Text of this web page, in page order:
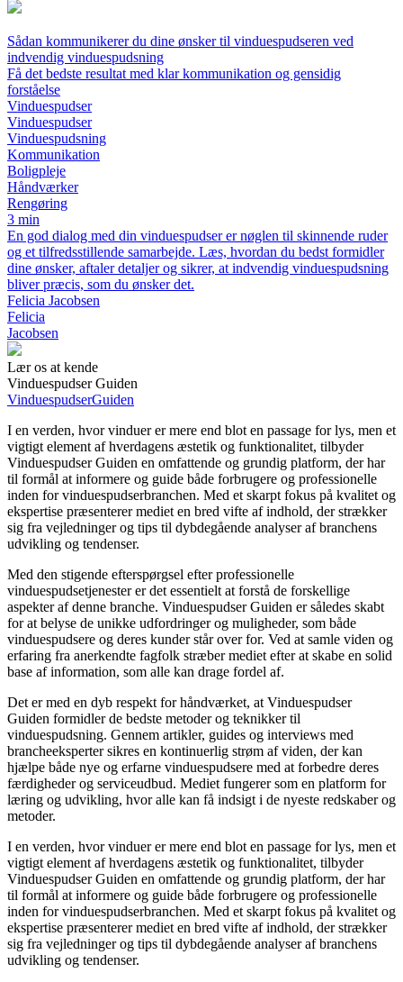
Sådan kommunikerer du dine ønsker til vinduespudseren ved
indvendig vinduespudsning
Få det bedste resultat med klar kommunikation og gensidig
forståelse
Vinduespudser
Vinduespudser
Vinduespudsning
Kommunikation
Boligpleje
Håndværker
Rengøring
3 min
En god dialog med din vinduespudser er nøglen til skinnende ruder
og et tilfredsstillende samarbejde. Læs, hvordan du bedst formidler
dine ønsker, aftaler detaljer og sikrer, at indvendig vinduespudsning
bliver præcis, som du ønsker det.
Felicia Jacobsen
Felicia
Jacobsen
Lær os at kende
Vinduespudser Guiden
VinduespudserGuiden
I en verden, hvor vinduer er mere end blot en passage for lys, men et
vigtigt element af hverdagens æstetik og funktionalitet, tilbyder
Vinduespudser Guiden en omfattende og grundig platform, der har
til formål at informere og guide både forbrugere og professionelle
inden for vinduespudserbranchen. Med et skarpt fokus på kvalitet og
ekspertise præsenterer mediet en bred vifte af indhold, der strækker
sig fra vejledninger og tips til dybdegående analyser af branchens
udvikling og tendenser.
Med den stigende efterspørgsel efter professionelle
vinduespudsetjenester er det essentielt at forstå de forskellige
aspekter af denne branche. Vinduespudser Guiden er således skabt
for at belyse de unikke udfordringer og muligheder, som både
vinduespudsere og deres kunder står over for. Ved at samle viden og
erfaring fra anerkendte fagfolk stræber mediet efter at skabe en solid
base af information, som alle kan drage fordel af.
Det er med en dyb respekt for håndværket, at Vinduespudser
Guiden formidler de bedste metoder og teknikker til
vinduespudsning. Gennem artikler, guides og interviews med
brancheeksperter sikres en kontinuerlig strøm af viden, der kan
hjælpe både nye og erfarne vinduespudsere med at forbedre deres
færdigheder og serviceudbud. Mediet fungerer som en platform for
læring og udvikling, hvor alle kan få indsigt i de nyeste redskaber og
metoder.
I en verden, hvor vinduer er mere end blot en passage for lys, men et
vigtigt element af hverdagens æstetik og funktionalitet, tilbyder
Vinduespudser Guiden en omfattende og grundig platform, der har
til formål at informere og guide både forbrugere og professionelle
inden for vinduespudserbranchen. Med et skarpt fokus på kvalitet og
ekspertise præsenterer mediet en bred vifte af indhold, der strækker
sig fra vejledninger og tips til dybdegående analyser af branchens
udvikling og tendenser.